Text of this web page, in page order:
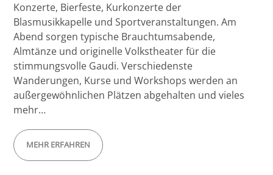
Konzerte, Bierfeste, Kurkonzerte der
Blasmusikkapelle und Sportveranstaltungen. Am
Abend sorgen typische Brauchtumsabende,
Almtänze und originelle Volkstheater für die
stimmungsvolle Gaudi. Verschiedenste
Wanderungen, Kurse und Workshops werden an
außergewöhnlichen Plätzen abgehalten und vieles
mehr…
MEHR ERFAHREN